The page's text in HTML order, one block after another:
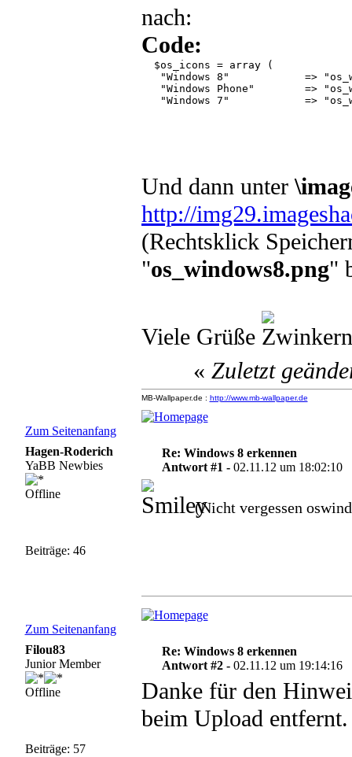
nach:
Code:
$os_icons = array (
"Windows 8"            =>
"Windows Phone"        =>
"Windows 7"            =>
Und dann unter
http://
(Rechtsklick
"os_windows8.png"
Viele Grüße
Zum Seitenanfang
« Zuletzt
MB-Wallpaper.de : http://www.mb-wallpaper.de
Hagen-Roderich
YaBB Newbies
Offline
Beiträge: 46
Re: Windows 8 erkennen
Antwort #1 -02.11.12 um 18:02:10
(Nicht vergessen
Zum Seitenanfang
Filou83
Junior Member
Offline
Beiträge: 57
Re: Windows 8 erkennen
Antwort #2 -02.11.12 um 19:14:16
Danke für den
beim Upload entfernt.